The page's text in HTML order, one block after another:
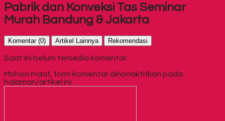
Pabrik dan Konveksi Tas Seminar
Murah Bandung & Jakarta
Komentar (0) Artikel Lainnya Rekomendasi
Saat ini belum tersedia komentar.
Mohon maaf, form komentar dinonaktifkan pada
halaman/artikel ini.